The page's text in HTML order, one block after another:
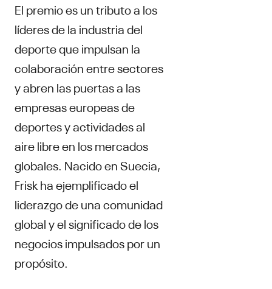
El premio es un tributo a los
líderes de la industria del
deporte que impulsan la
colaboración entre sectores
y abren las puertas a las
empresas europeas de
deportes y actividades al
aire libre en los mercados
globales. Nacido en Suecia,
Frisk ha ejemplificado el
liderazgo de una comunidad
global y el significado de los
negocios impulsados por un
propósito.